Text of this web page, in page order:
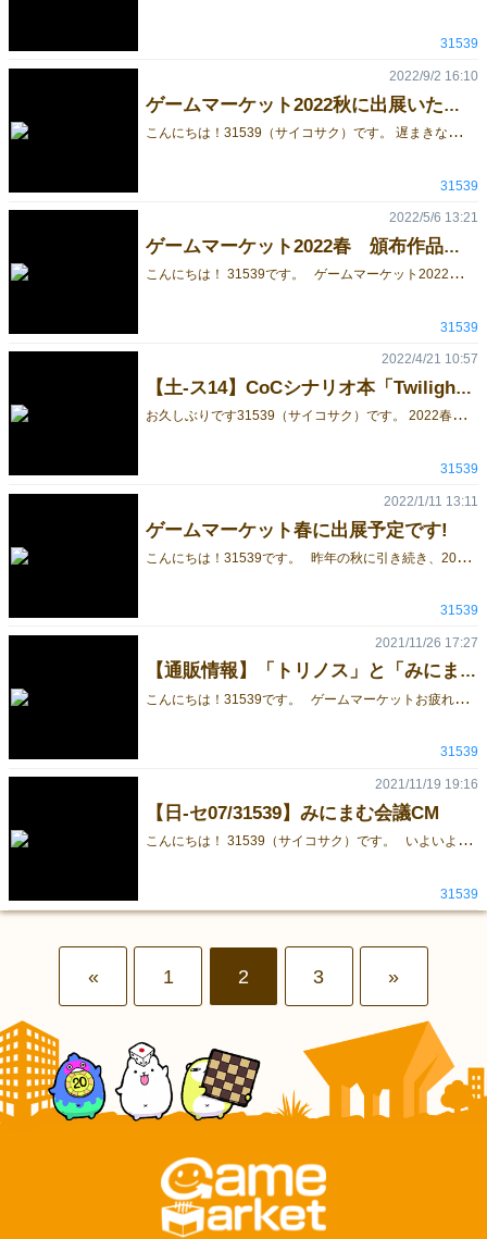
31539
ゲームマーケット2022秋に出展いたします！
こ
んにちは！31539（サイコサク）です。 遅まきながら、ゲームマーケット2022秋1日目に当選しました！ 今回は既作3作・新作2作を頒布予定です‼ また、引き続きブログを更新していく予定ですので、見て頂ければ幸いです！ ※実際のサークルカットとは一部異なります。 公式Twitterでも最新情報を投稿しております。良かったらこちらも見て頂ければ幸いです。 31539のTwitterはこちら↓↓↓↓↓↓↓↓↓ https://mobile.twitter.com/kcbg31539 既作3作のゲームはこちら↓↓↓↓↓↓↓↓ みにまむ会議 https://gamemarket.jp/blog/179889 トリノス https://gamemarket.jp/blog/180034 Twilight Museum https://gamemarket.jp/blog/182136
2022/9/2 16:10
31539
ゲームマーケット2022春 頒布作品の通販ご案内
こ
んにちは！ 31539です。 ゲームマーケット2022春で頒布した「Twilight Museum」をBOOTHでお買い求めいただけるようになりました！ URL：https://booth.pm/ja/items/3512311 ※ダウンロード専用商品になります 是非ご覧いただければと思います！ また過去2作の販売もBOOTHより行っておりますので、そちらも併せてご覧いただけますと幸いです。 みにまむ会議 URL:https://booth.pm/ja/items/3246406 トリノス URL：https://booth.pm/ja/items/3293824 YouTubeにて「Twilight Museum」と「みにまむ会議」の動画も公開中ですので、気になった方いたら是非そちらもお願いいたします！ URL：https://www.youtube.com/channel/UC1LCmAUqpSYZJwQ1MPlYcQw
2022/5/6 13:21
31539
【土-ス14】CoCシナリオ本「Twilight Museum」
お
久しぶりです31539（サイコサク）です。 2022春ゲムマは二日目 ス14 で参加します！ ゲーム2種と、新作CoCシナリオ1種を頒布予定なので是非おいでください。 今回は、新しく頒布予定の、 6版クトゥルフ神話TRPGシナリオ本 「Twilight Museum」の紹介をします。 ストーリー 世間をにぎわす猟奇殺人鬼であり、芸術家でもある『江戸玄以（えどげんい）』から届いた招待状に導かれ、あなたは山の上にある美術館を訪れた。 夕陽に赤く染まった館内には、江戸玄以の作品と思しき数々の美術品が展示されている。 その展示物に潜む闇や江戸玄以について、その真実に触れることができるのか。 そして、その美術館から無事帰ることができるのか。 概要 プレイヤー人数：2~4人 推奨技能：目星、芸術、図書館、戦闘技能 想定プレイ時間：5-7時間（ｵﾝﾗｲﾝｾｯｼｮﾝ） システム：クトゥルフ神話TRPG 第6版 舞台背景：現代 価格：300円 A4/20P 23日はぜひよろしくお願いいたします。
2022/4/21 10:57
31539
ゲームマーケット春に出展予定です!
こ
んにちは！31539です。 昨年の秋に引き続き、2022春のゲームマーケット（土曜日）にも参加させていただきます。 春にいたしました、「トリノス」と「みにまむ会議」を頒布予定です。 https://gamemarket.jp/game/178675 https://gamemarket.jp/game/178565 是非ブースにお立ち寄りいただければと思います！
2022/1/11 13:11
31539
【通販情報】「トリノス」と「みにまむ会議」をBOOTHで頒布を始めました。
こ
んにちは！31539です。 ゲームマーケットお疲れさまでした！ 初出展でしたがとても楽しかったです、ブースに遊びに来てくださった皆様ありがとうございました。 ゲームマーケットで頒布いたしました新作ゲーム2種を、BOOTHにて頒布開始いたしました。 「トリノス」 https://booth.pm/ja/items/3293824 「みにまむ会議」 https://booth.pm/ja/items/3246406 ゲームマーケットに参加できなかった方にも是非遊んで、楽しんでいただけたらと思います！
2021/11/26 17:27
31539
【日-セ07/31539】みにまむ会議CM
こ
んにちは！ 31539（サイコサク）です。 いよいよ明日から、ゲームマーケット2021秋が開催ですね。 出展は日曜のみですが、今からドキドキしております…。 今回は「みにまむ会議」のCMを作成いたしました！ ゲームをプレイするときの流れに沿った内容になっているので、ぜひご覧ください。 初めてのみにまむ会議に参加する新卒くん、どうやら社長に議題について一言で伝えなければならないようです。 しかしこの会議には、企業スパイが紛れ込んでいて…？ 果たして社員たちは社長に正しい議題を伝えられるのか…？！？！ （動画内のスパイはだれか予想してみてください！）
2021/11/19 19:16
31539
« 1 2 3 »